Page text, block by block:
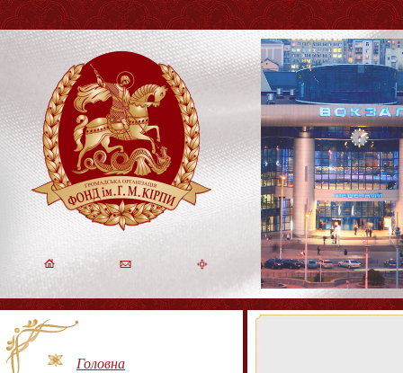
Головна